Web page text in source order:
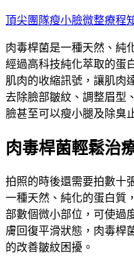
跳
主
要
內
容
頂尖團隊瘦小臉微整療程
肉毒桿菌是一種天然、純
經過高科技純化萃取的蛋
肌肉的收縮訊號，讓肌肉
去除臉部皺紋、調整眉型
臉甚至可以瘦小腿及除臭
肉毒桿菌輕鬆治
拍照的時後還需要拍數十
一種天然、純化的蛋白質
部數個微小部位，可使過
膚回復平滑狀態，肉毒桿
的改善皺紋困擾。